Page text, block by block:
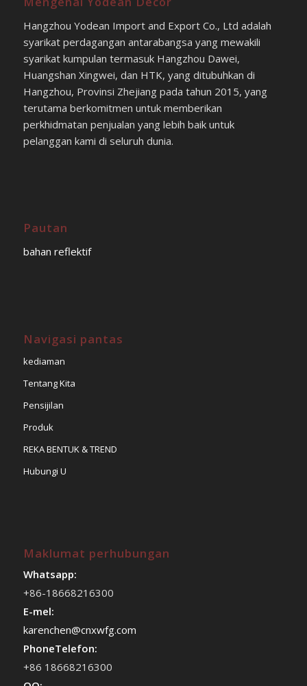
Hangzhou Yodean Import and Export Co., Ltd adalah
syarikat perdagangan antarabangsa yang mewakili
syarikat kumpulan termasuk Hangzhou Dawei,
Huangshan Xingwei, dan HTK, yang ditubuhkan di
Hangzhou, Provinsi Zhejiang pada tahun 2015, yang
terutama berkomitmen untuk memberikan
perkhidmatan penjualan yang lebih baik untuk
pelanggan kami di seluruh dunia.
Pautan
bahan reflektif
Navigasi pantas
kediaman
Tentang Kita
Pensijilan
Produk
REKA BENTUK & TREND
Hubungi U
Maklumat perhubungan
Whatsapp:
+86-18668216300
E-mel:
karenchen@cnxwfg.com
PhoneTelefon:
+86 18668216300